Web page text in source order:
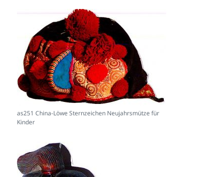
as251 China-Löwe Sternzeichen Neujahrsmütze für
Kinder